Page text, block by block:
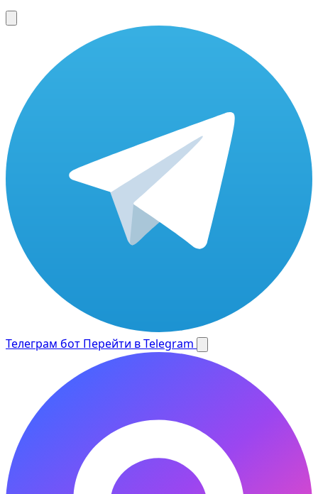
Телеграм бот Перейти в Telegram